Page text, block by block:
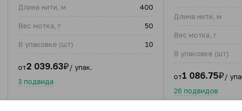
Длина нити, м 400
Вес мотка, г 50
В упаковке (шт) 10
от2 039.63₽/ упак.
3 подвида
Длина нити, м
Вес мотка, г
В упаковке (шт)
от1 086.75₽/
26 подвидов